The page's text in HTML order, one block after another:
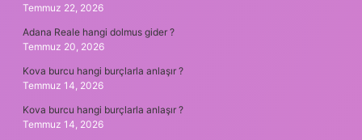
Temmuz 22, 2026
Adana Reale hangi dolmus gider ?
Temmuz 20, 2026
Kova burcu hangi burçlarla anlaşır ?
Temmuz 14, 2026
Kova burcu hangi burçlarla anlaşır ?
Temmuz 14, 2026